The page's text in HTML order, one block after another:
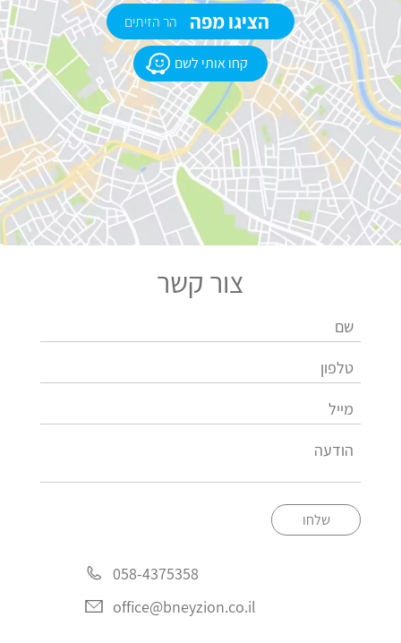
קחו אותי לשם
הציגו מפה הר הזיתים
צור קשר
שלחו
058-4375358
office@bneyzion.co.il